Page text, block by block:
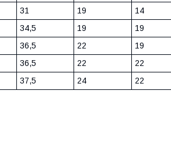
31 19 14
34,5 19 19
36,5 22 19
36,5 22 22
37,5 24 22